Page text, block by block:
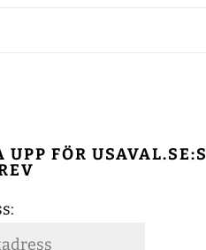
UPP FÖR USAVAL.SE:S